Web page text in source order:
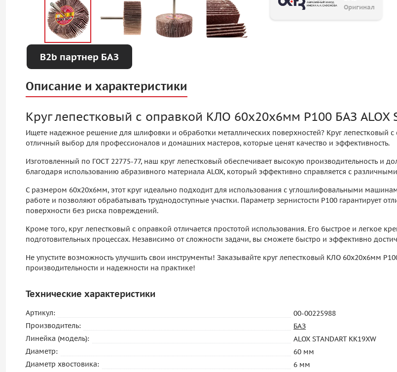
B2b партнер БАЗ
Оригинал
Описание и характеристики
Круг лепестковый с оправкой КЛО 60х20х6мм P100 БАЗ ALOX
Ищете надежное решение для шлифовки и обработки металлических поверхностей? Круг лепестковый с
отличный выбор для профессионалов и домашних мастеров, которые ценят качество и эффективность.
Изготовленный по ГОСТ 22775-77, наш круг лепестковый обеспечивает высокую производительность и
благодаря использованию абразивного материала ALOX, который эффективно справляется с
С размером 60х20х6мм, этот круг идеально подходит для использования с углошлифовальными
работе и позволяют обрабатывать труднодоступные участки. Параметр зернистости P100 гарантирует
поверхности без риска повреждений.
Кроме того, круг лепестковый с оправкой отличается простотой использования. Его быстрое и легкое
подготовительных процессах. Независимо от сложности задачи, вы сможете быстро и эффективно
Не упустите возможность улучшить свои инструменты! Заказывайте круг лепестковый КЛО 60х20х6мм
производительности и надежности на практике!
Технические характеристики
Артикул:
00-00225988
Производитель:
БАЗ
Линейка (модель):
ALOX STANDART KK19XW
Диаметр:
60 мм
Диаметр хвостовика:
6 мм